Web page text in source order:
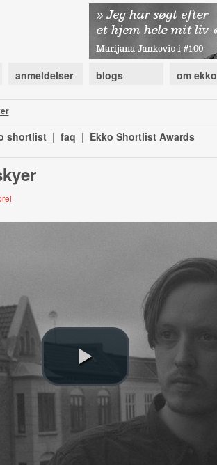
anmeldelser blogs om ekko
shortlist | faq | Ekko Shortlist Awards